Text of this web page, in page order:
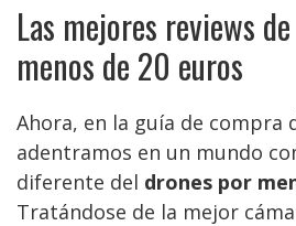
Las mejores reviews
menos de 20 euros
Ahora, en la guía de compra
adentramos en un mundo
diferente del drones por
Tratándose de la mejor